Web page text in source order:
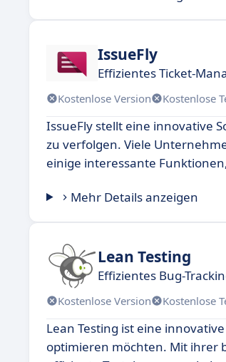
IssueFly
Effizientes Ticket-
Kostenlose Version Kostenlose
IssueFly stellt eine innovative
zu verfolgen. Viele
einige interessante
Mehr Details anzeigen
Lean Testing
Effizientes Bug-
Kostenlose Version Kostenlose
Lean Testing ist eine
optimieren möchten. Mit ihrer